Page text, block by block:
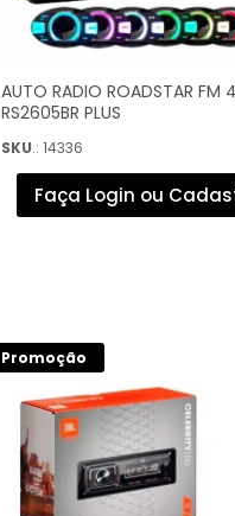
AUTO RADIO ROADSTAR FM
RS2605BR PLUS
SKU.: 14336
Faça Login ou
Promoção